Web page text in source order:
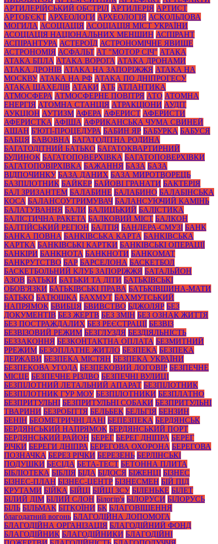
АРТИЛЕРІЙСЬКИЙ ОБСТРІЛ АРТИЛЕРІЯ АРТИСТ
АРТОБ'ЄКТ АРХЕОЛОГИ АРХЕОЛОГІЯ АСКОЛЬДОВА
МОГИЛА АСОЦІАЦІЯ АСОЦІАЦІЯ МІСТ УКРАЇНИ
АСОЦІАЦІЯ НАЦІОНАЛЬНИХ МЕНШИН АСПІРАНТ
АСПІРАНТУРА АСТЕРОЇД АСТРОНОМІЧНЕ ЯВИЩЕ
АСТРОНОМІЯ АСФАЛЬТ АТ "МОТОР СІЧ" АТАКА
АТАКА БПЛА АТАКА ВОРОГА АТАКА ДРОНАМИ
АТАКА ДРОНІВ АТАКА НА ЗАПОРІЖЖЯ АТАКА НА
МОСКВУ АТАКА НА РФ АТАКА ПО ДНІПРОГЕСУ
АТАКА ШАХЕДІВ АТАКИ АТБ АТЛАНТИКА
АТМОСФЕРА АТМОСФЕРНЕ ПОВІТРЯ АТО АТОМНА
ЕНЕРГІЯ АТОМНА СТАНЦІЯ АТРАКЦІОНИ АУДІТ
АУКЦІОН АУТИЗМ АФЕРА АФЕРИСТ АФЕРИСТИ
АФЕРИСТКА АФІША АФРИКАНСЬКА ЧУМА СВИНЕЙ
АШАН Б'ЮТІ-ПРОЦЕДУРА БАБИН ЯР БАБУРКА БАБУСЯ
БАБЦЯ БАВОВНА БАГАТОДІТНА РОДИНА
БАГАТОДІТНИЙ БАТЬКО БАГАТОКВАРТИРНИЙ
БУДИНОК БАГАТОПОВЕРХІВКА БАГАТОПОВЕРХІВКИ
БАГАТОПОВІРХІВКА БАЖАННЯ БАЗА БАЗА
ВІДПОЧИНКУ БАЗА ДАНИХ БАЗА МИРОТВОРЕЦЬ
БАЗПІЛОТНИК БАЙКЕР БАЙОВІ ГРАНАТИ БАКТЕРІЯ
БАЛ ЗРИЗАНТЕМ БАЛАБИНЕ БАЛАБИНО БАЛАБІНСЬКА
КОСА БАЛАНСОУТРИМУВАЧ БАЛАНСУЮЧИЙ КАМІНЬ
БАЛАТУВАННЯ БАЛИ БАЛИЦЬКИЙ БАЛІСТИКА
БАЛІСТИЧНА РАКЕТА БАЛКОВИЙ МІСТ БАЛКОН
БАЛТІЙСЬКИЙ РЕГІОН БАЛТІЯ БАНДЕРА-СМУЗІ БАНК
БАНКА ПОВНА БАНКІВСЬКА КАРТА БАНКІВСЬКА
КАРТКА БАНКІВСЬКІ КАРТКИ БАНКІВСЬКІ ОПЕРАЦІЇ
БАНКІРИ БАНКНОТА БАНКНОТИ БАНКОМАТ
БАНКРУТСТВО БАР БАРСЕЛОНА БАСКЕТБОЛ
БАСКЕТБОЛЬНИЙ КЛУБ ЗАПОРІЖЖЯ БАТАЛЬЙОН
АЗОВ БАТЬКИ БАТЬКИ ТА ДІТИ БАТЬКІВСЬКІ
ОБОВ'ЯЗКИ БАТЬКІВСЬКІ ПРАВА БАТЬКІВЩИНА-МАТИ
БАТЬКО БАТЮШКА БАХМУТ БАХМУТСЬКИЙ
НАПРЯМОК БВИБЦЯ БВИВСТВО БДЖОЛЯР БЕЗ
ДОКУМЕНТІВ БЕЗ ЖЕРТВ БЕЗ ЗМІН БЕЗ ОЗНАК ЖИТТЯ
БЕЗ ПОСТРАЖДАЛИХ БЕЗ РЕЄСТРАЦІЇ БЕЗВІЗ
БЕЗВІЗОВИЙ РЕЖИМ БЕЗГЛУЗДЯ БЕЗДІЯЛЬНІСТЬ
БЕЗЗАКОННЯ БЕЗКОНТАКТНА ОПЛАТА БЕЗМИТНИЙ
РРЕЖИМ БЕЗОПЛАТНЕ ЖИТЛО БЕЗПЕКА БЕЗПЕКА
ДЕРЖАВИ БЕЗПЕКА МІСТЯН БЕЗПЕКА УКРАЇНИ
БЕЗПЕКОВА УГОДА БЕЗПЕКОВИЙ ДОГОВІР БЕЗПЕЧНЕ
МІСЦЕ БЕЗПЕЧНЕ РІЗДВО БЕЗПЕЧНІ ВУЛИЦІ
БЕЗПІЛОТНИЙ ЛЕТАЛЬНИЙ АПАРАТ БЕЗПІЛОТНИК
БЕЗПІЛОТНИК ГУР МОУ БЕЗПІЛОТНИКИ БЕЗПЛАТНО
БЕЗПРИТУЛЬНІ БЕЗПРИТУЛЬНІ СОБАКИ БЕЗПРИТУЛЬНІ
ТВАРИНИ БЕЗРОБІТТЯ БЕЛЬБЕК БЕЛЬГІЯ БЕНЗИН
БЕНІН БЕОМЕТРИЧНІ ДАНІ БЕПЕЗПЕКА БЕРДЯНСЬК
БЕРДЯНСЬКИЙ НАПРЯМОК БЕРДЯНСЬКИЙ ПОРТ
БЕРДЯНСЬКИЙ РАЙОН БЕРЕГ БЕРЕГ ДНІПРА БЕРЕГ
РІЧКИ БЕРЕГИ ДНІПРА БЕРЕГОВА ОХОРОНА БЕРЕГОВА
ПОЗНАЧКА БЕРЕЗ РІЧКИ БЕРЕЗЕНЬ БЕРЛІНСЬКІ
ПОДУШКИ БЕСІДА БЕТА-ТЕСТ БЕТОННА ПЛИТА
БІБЛІОТЕКА БІБЛІЯ БІДА БІДОСЯ БІЖЕНЦІ БІЗНЕС
БІЗНЕС-ПЛАН БІЗНЕС-ЦЕНТР БІЗНЕСМЕН БІЙ ПІД
КРУТАМИ БІЙКА БІЙЦІ БІЙЦІ ЗСУ БІЛЕНЬКЕ БІЛЕТ
БІЛИЙ ДІМ БІЛИЙ СЛОН Білогір'я БІЛОРУСИ БІЛОРУСЬ
БІЛЬ БІЛЬМАК БІТКОЇНИ БК БЛАГОВІЩЕННЯ
благодатний вогонь БЛАГОДІЙНА ДОПОМОГА
БЛАГОДІЙНА ОРГАНІЗАЦІЯ БЛАГОДІЙНИЙ ФОНД
БЛАГОДІЙНИК БЛАГОДІЙНИКИ БЛАГОДІЙНІ